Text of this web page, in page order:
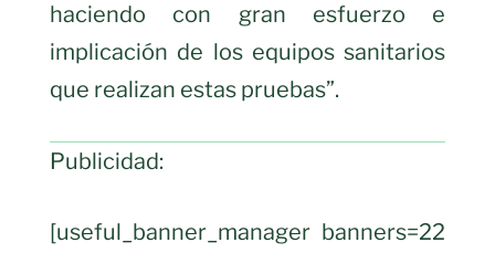
haciendo con gran esfuerzo e
implicación de los equipos sanitarios
que realizan estas pruebas”.
Publicidad:
[useful_banner_manager banners=22